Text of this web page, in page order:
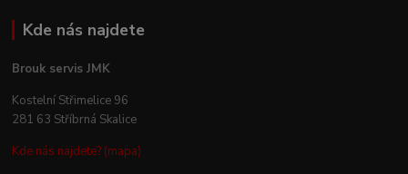
Kde nás najdete
Brouk servis JMK
Kostelní Střimelice 96
281 63 Stříbrná Skalice
Kde nás najdete? (mapa)